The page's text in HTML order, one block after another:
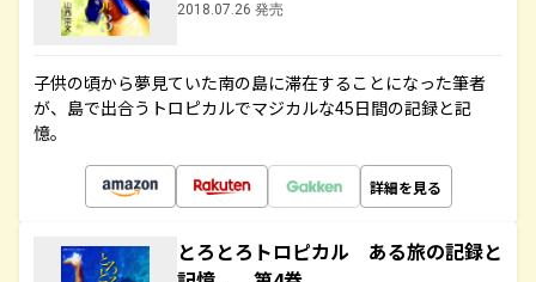
2018.07.26 発売
子供の頃から夢見ていた南の島に滞在することになった筆者
が、島で出合うトロピカルでマジカルな45日間の記録と記
憶。
詳細を見る
とろとろトロピカル ある旅の記録と